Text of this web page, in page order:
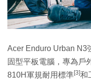
Acer Enduro Urban N3
固型平板電腦，專為戶
810H軍規耐用標準[3]和